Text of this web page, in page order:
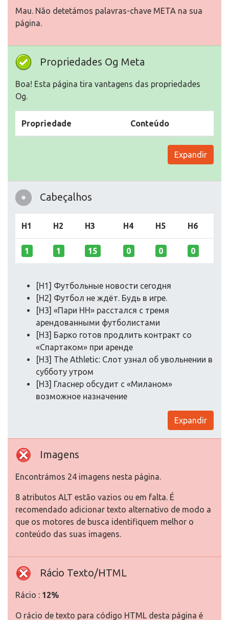
Mau. Não detetámos palavras-chave META na sua
página.
Propriedades Og Meta
Boa! Esta página tira vantagens das propriedades
Og.
Propriedade Conteúdo
Expandir
Cabeçalhos
H1 H2 H3 H4 H5 H6
1 1 15 0 0 0
[H1] Футбольные новости сегодня
[H2] Футбол не ждёт. Будь в игре.
[H3] «Пари НН» расстался с тремя
арендованными футболистами
[H3] Барко готов продлить контракт со
«Спартаком» при аренде
[H3] The Athletic: Слот узнал об увольнении в
субботу утром
[H3] Гласнер обсудит с «Миланом»
возможное назначение
Expandir
Imagens
Encontrámos 24 imagens nesta página.
8 atributos ALT estão vazios ou em falta. É
recomendado adicionar texto alternativo de modo a
que os motores de busca identifiquem melhor o
conteúdo das suas imagens.
Rácio Texto/HTML
Rácio : 12%
O rácio de texto para código HTML desta página é